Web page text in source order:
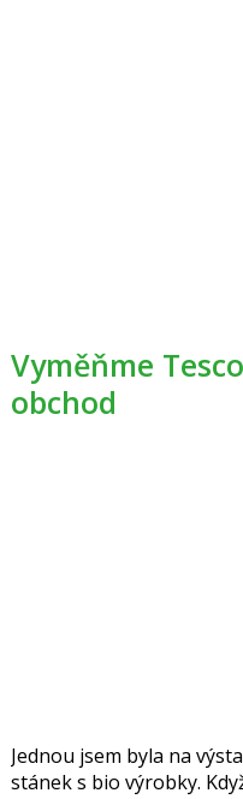
Vyměňme Tesco za obří organický
obchod
Jednou jsem byla na
stánek s bio výrobky.